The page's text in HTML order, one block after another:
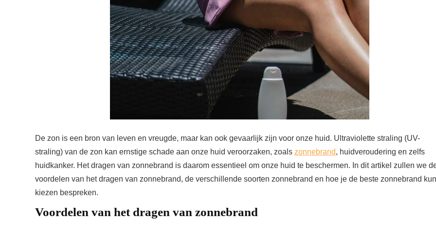
De zon is een bron van leven en vreugde, maar kan ook gevaarlijk zijn voor onze huid. Ultraviolette straling (UV-
straling) van de zon kan ernstige schade aan onze huid veroorzaken, zoals zonnebrand, huidveroudering en zelfs
huidkanker. Het dragen van zonnebrand is daarom essentieel om onze huid te beschermen. In dit artikel zullen we
voordelen van het dragen van zonnebrand, de verschillende soorten zonnebrand en hoe je de beste zonnebrand
kiezen bespreken.
Voordelen van het dragen van zonnebrand